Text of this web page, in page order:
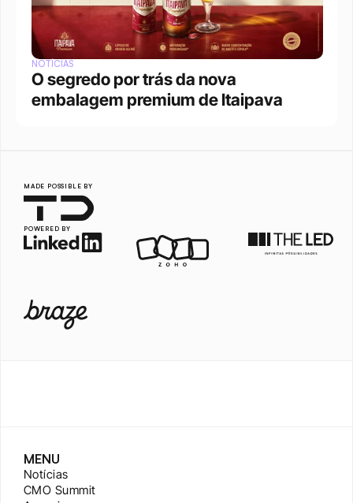
NOTÍCIAS
O segredo por trás da nova
embalagem premium de Itaipava
MADE POSSIBLE BY
POWERED BY
MENU
Notícias
CMO Summit